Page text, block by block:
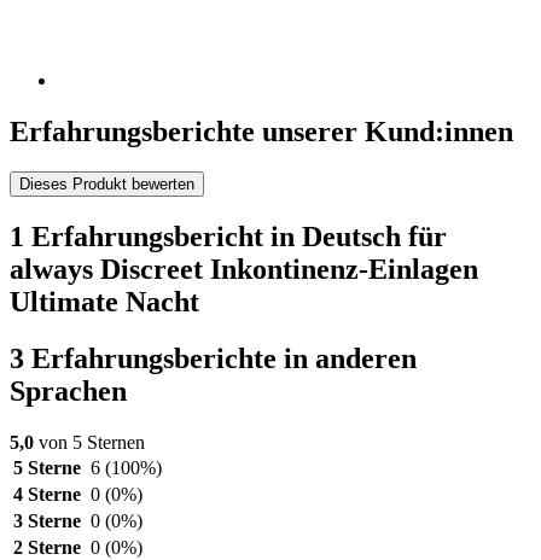
Erfahrungsberichte unserer Kund:innen
Dieses Produkt bewerten
1 Erfahrungsbericht in Deutsch für
always Discreet Inkontinenz-Einlagen
Ultimate Nacht
3 Erfahrungsberichte in anderen
Sprachen
5,0 von 5 Sternen
5 Sterne 6 (100%)
4 Sterne 0 (0%)
3 Sterne 0 (0%)
2 Sterne 0 (0%)